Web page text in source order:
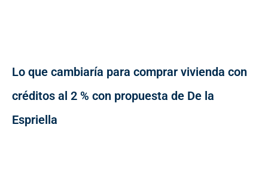
Lo que cambiaría para comprar vivienda con
créditos al 2 % con propuesta de De la
Espriella